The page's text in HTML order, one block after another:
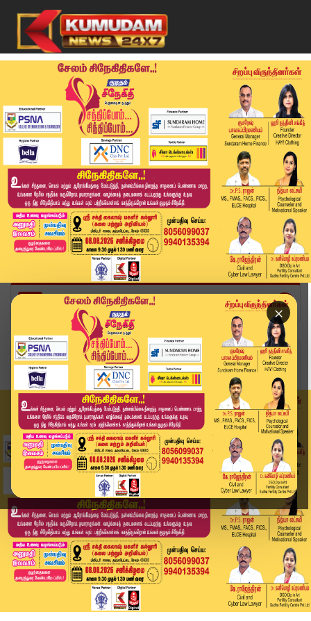
×
Home
வீடியோ ஸ்டோரி
புதுமணத் தம்பதிகளின் அசத்தல் செயல் | TN Electio...